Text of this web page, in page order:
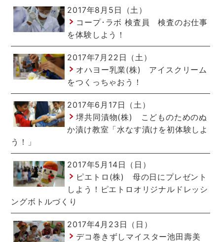
2017年8月5日（土）
コープ･ラボ 検査員 検査のお仕事
を体験しよう！
2017年7月22日（土）
オハヨー乳業(株) アイスクリーム
をつくっちゃおう！
2017年6月17日（土）
堺共同漬物(株) こどものためのぬ
か漬け教室「水なす漬けを初体験しよ
う！」
2017年5月14日（日）
ピエトロ(株) 母の日にプレゼント
しよう！ピエトロオリジナルドレッシ
ングボトルづくり
2017年4月23日（日）
デコ巻きずしマイスター池田壽美